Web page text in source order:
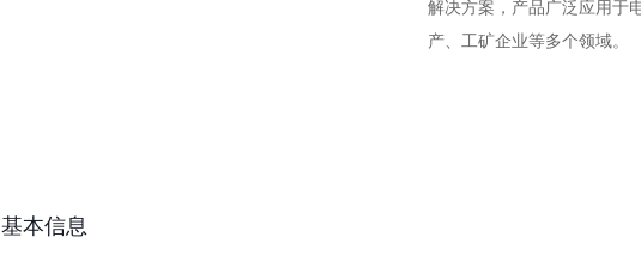
解决方案，产品广泛应用于
产、工矿企业等多个领域。
基本信息